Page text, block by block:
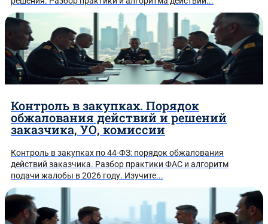
Контроль в закупках. Порядок
обжалования действий и решений
заказчика, УО, комиссии
Контроль в закупках по 44-ФЗ: порядок обжалования
действий заказчика. Разбор практики ФАС и алгоритм
подачи жалобы в 2026 году. Изучите...